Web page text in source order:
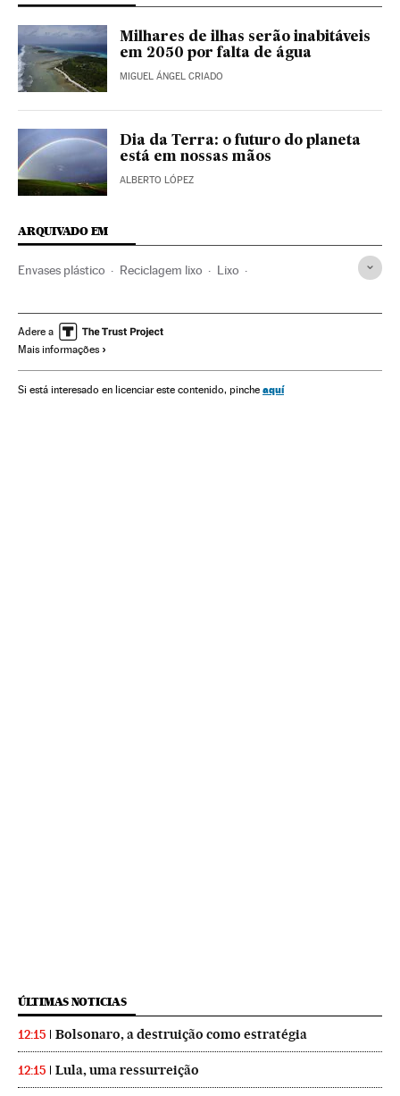
Milhares de ilhas serão inabitáveis
em 2050 por falta de água
MIGUEL ÁNGEL CRIADO
Dia da Terra: o futuro do planeta
está em nossas mãos
ALBERTO LÓPEZ
ARQUIVADO EM
Envases plástico Reciclagem lixo Lixo
Resíduos Espaços naturais
Problemas ambientais
Planeta Futuro
Adere a
Mais informações
Si está interesado en licenciar este contenido, pinche aquí
ÚLTIMAS NOTICIAS
12:15 Bolsonaro, a destruição como estratégia
12:15 Lula, uma ressurreição